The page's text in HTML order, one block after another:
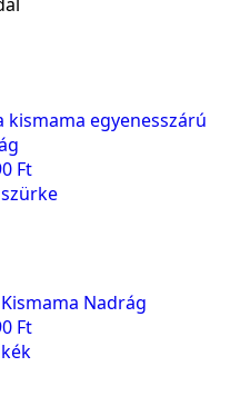
kismama egyenesszárú
Ft
Nadrág
Ft